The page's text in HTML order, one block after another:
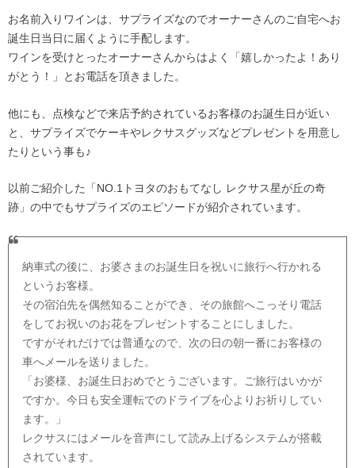
お名前入りワインは、サプライズなのでオーナーさんのご自宅へお
誕生日当日に届くように手配します。
ワインを受けとったオーナーさんからはよく「嬉しかったよ！あり
がとう！」とお電話を頂きました。
他にも、点検などで来店予約されているお客様のお誕生日が近い
と、サプライズでケーキやレクサスグッズなどプレゼントを用意し
たりという事も♪
以前ご紹介した「NO.1トヨタのおもてなし レクサス星が丘の奇
跡」の中でもサプライズのエピソードが紹介されています。
納車式の後に、お婆さまのお誕生日を祝いに旅行へ行かれる
というお客様。
その宿泊先を偶然知ることができ、その旅館へこっそり電話
をしてお祝いのお花をプレゼントすることにしました。
ですがそれだけでは普通なので、次の日の朝一番にお客様の
車へメールを送りました。
「お婆様、お誕生日おめでとうございます。ご旅行はいかが
ですか。今日も安全運転でのドライブを心よりお祈りしてい
ます。」
レクサスにはメールを音声にして読み上げるシステムが搭載
されています。